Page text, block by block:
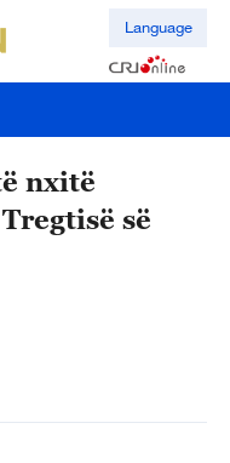
Language
nxitë
së